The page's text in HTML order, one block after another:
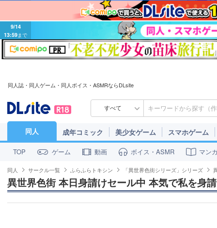
9/14
13:59まで
同人誌・同人ゲーム・同人ボイス・ASMRならDLsite
すべて
同人 成年コミック 美少女ゲーム スマホゲーム
TOP ゲーム 動画 ボイス・ASMR マン
同人 サークル一覧 ふらふらトキシン 「異世界色街シリーズ」シリーズ
異世界色街 本日身請けセール中 本気で私を身